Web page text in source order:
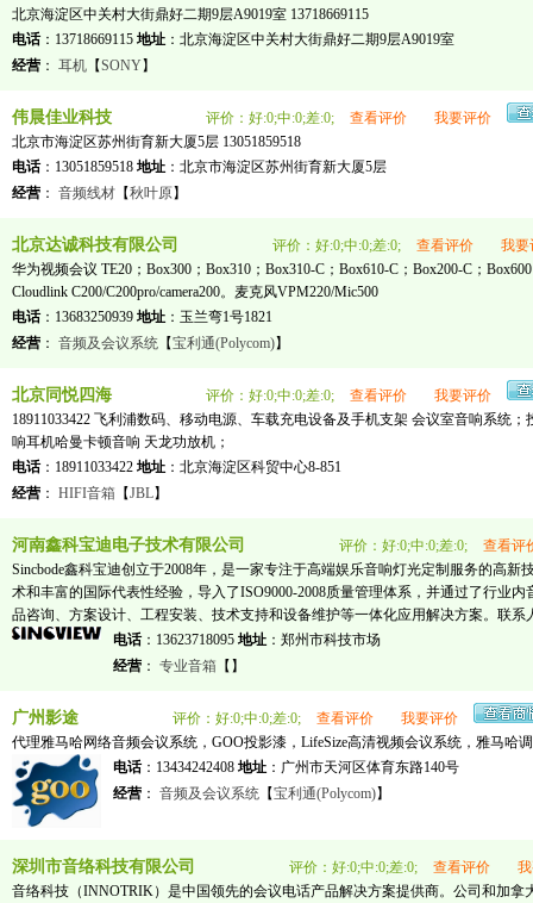
北京海淀区中关村大街鼎好二期9层A9019室 13718669115
电话：13718669115 地址 ：北京海淀区中关村大街鼎好二期9层A9019室
经营 ： 耳机 【SONY】
伟晨佳业科技 评价：好:0;中:0;差:0; 查看评价
我要评价
北京市海淀区苏州街育新大厦5层 13051859518
电话：13051859518 地址 ：北京市海淀区苏州街育新大厦5层
经营 ： 音频线材 【秋叶原】
北京达诚科技有限公司 评价：好:0;中:0;差:0; 查看评价
我要
华为视频会议 TE20；Box300；Box310；Box310-C；Box610-C；Box200-C；
Cloudlink C200/C200pro/camera200。麦克风VPM220/Mic500
电话：13683250939 地址 ：玉兰弯1号1821
经营 ： 音频及会议系统 【宝利通(Polycom)】
北京同悦四海 评价：好:0;中:0;差:0; 查看评价
我要评价
18911033422 飞利浦数码、移动电源、车载充电设备及手机支架 会议室音响系统
响耳机哈曼卡顿音响 天龙功放机；
电话：18911033422 地址 ：北京海淀区科贸中心8-851
经营 ： HIFI音箱 【JBL】
河南鑫科宝迪电子技术有限公司 评价：好:0;中:0;差:0;
查看评
Sincbode鑫科宝迪创立于2008年，是一家专注于高端娱乐音响灯光定制服务的高
术和丰富的国际代表性经验，导入了ISO9000-2008质量管理体系，并通过了行业
品咨询、方案设计、工程安装、技术支持和设备维护等一体化应用解决方案。联系
电话：13623718095 地址 ：郑州市科技市场
经营 ： 专业音箱 【 】
广州影途 评价：好:0;中:0;差:0; 查看评价
我要评价
代理雅马哈网络音频会议系统，GOO投影漆，LifeSize高清视频会议系统，雅马哈
电话：13434242408 地址 ：广州市天河区体育东路140号
经营 ： 音频及会议系统 【宝利通(Polycom)】
深圳市音络科技有限公司 评价：好:0;中:0;差:0; 查看评价
音络科技（INNOTRIK）是中国领先的会议电话产品解决方案提供商。公司和加